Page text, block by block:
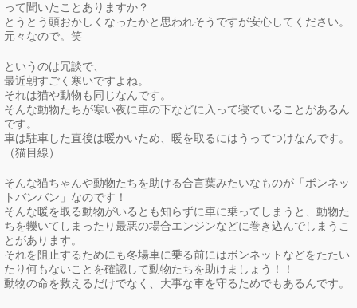
って聞いたことありますか？
とうとう頭おかしくなったかと思われそうですが安心してください。
元々なので。笑
というのは冗談で、
最近朝すごく寒いですよね。
それは猫や動物も同じなんです。
そんな動物たちが寒い夜に車の下などに入って寝ていることがあるん
です。
車は駐車した直後は暖かいため、暖を取るにはうってつけなんです。
（猫目線）
そんな猫ちゃんや動物たちを助ける合言葉みたいなものが「ボンネッ
トバンバン」なのです！
そんな暖を取る動物がいるとも知らずに車に乗ってしまうと、動物た
ちを轢いてしまったり最悪の場合エンジンなどに巻き込んでしまうこ
とがあります。
それを阻止するためにも冬場車に乗る前にはボンネットなどをたたい
たり何もないことを確認して動物たちを助けましょう！！
動物の命を救えるだけでなく、大事な車を守るためでもあるんです。